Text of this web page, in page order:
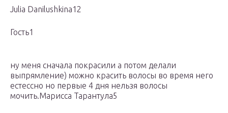
Julia Danilushkina12
Гость1
ну меня сначала покрасили а потом делали
выпрямление) можно красить волосы во время него
естессно но первые 4 дня нельзя волосы
мочить.Марисса Тарантула5